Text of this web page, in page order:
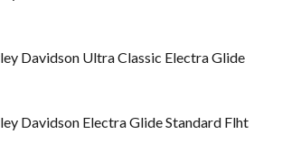
Davidson Ultra Classic Electra Glide
Davidson Electra Glide Standard Flht